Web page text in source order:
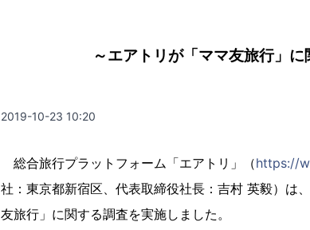
～エアトリが「ママ友旅行」
2019-10-23 10:20
総合旅行プラットフォーム「エアトリ」（https://
社：東京都新宿区、代表取締役社長：吉村 英毅）は
友旅行」に関する調査を実施しました。